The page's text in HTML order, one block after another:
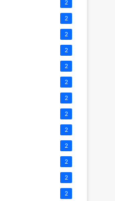
2
2
2
2
2
2
2
2
2
2
2
2
2